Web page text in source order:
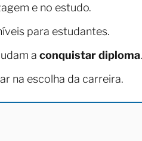
e no estudo.
para estudantes.
a conquistar diploma.
na escolha da carreira.